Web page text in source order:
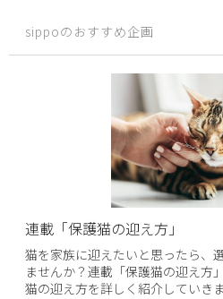
sippoのおすすめ企画
連載「保護猫の迎え方」
猫を家族に迎えたいと思ったら、
ませんか？連載「保護猫の迎え方
猫の迎え方を詳しく紹介していきま